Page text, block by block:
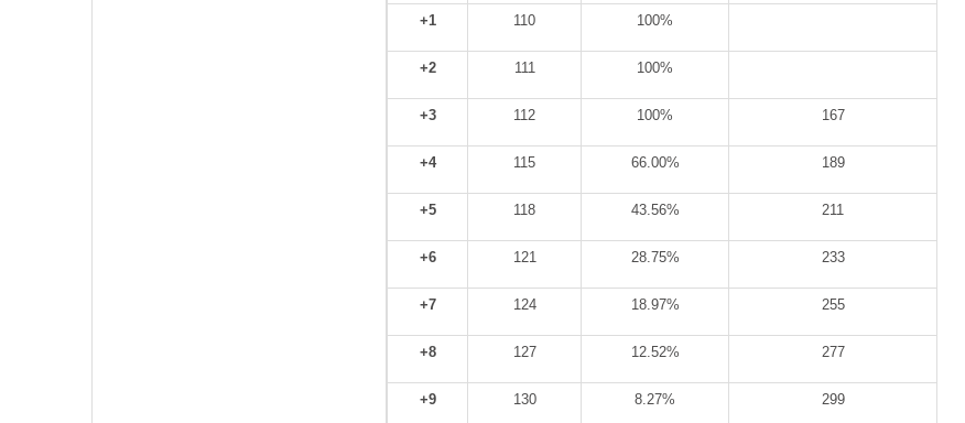
+1 110 100%
+2 111 100%
+3 112 100% 167
+4 115 66.00% 189
+5 118 43.56% 211
+6 121 28.75% 233
+7 124 18.97% 255
+8 127 12.52% 277
+9 130 8.27% 299